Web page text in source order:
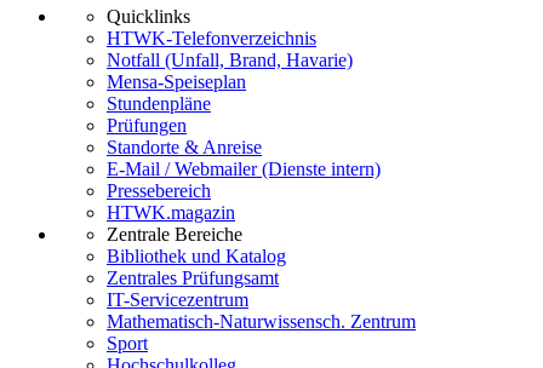
Quicklinks
HTWK-Telefonverzeichnis
Notfall (Unfall, Brand, Havarie)
Mensa-Speiseplan
Stundenpläne
Prüfungen
Standorte & Anreise
E-Mail / Webmailer (Dienste intern)
Pressebereich
HTWK.magazin
Zentrale Bereiche
Bibliothek und Katalog
Zentrales Prüfungsamt
IT-Servicezentrum
Mathematisch-Naturwissensch. Zentrum
Sport